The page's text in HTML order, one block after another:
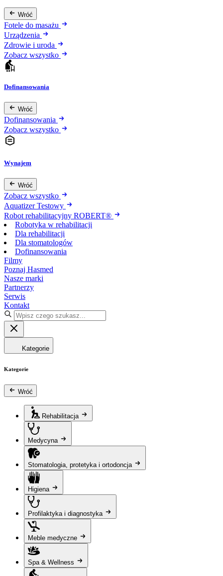
Wróć
Fotele do masażu
Urządzenia
Zdrowie i uroda
Zobacz wszystko
Dofinansowania
Wróć
Dofinansowania
Zobacz wszystko
Wynajem
Wróć
Zobacz wszystko
Aquatizer Testowy
Robot rehabilitacyjny ROBERT®
Robotyka w rehabilitacji
Dla rehabilitacji
Dla stomatologów
Dofinansowania
Filmy
Poznaj Hasmed
Nasze marki
Partnerzy
Serwis
Kontakt
Kategorie
Kategorie
Wróć
Rehabilitacja
Medycyna
Stomatologia, protetyka i ortodoncja
Higiena
Profilaktyka i diagnostyka
Meble medyczne
Spa & Wellness